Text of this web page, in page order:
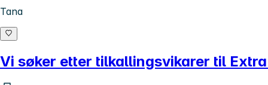
Tana
Vi søker etter tilkallingsvikarer til